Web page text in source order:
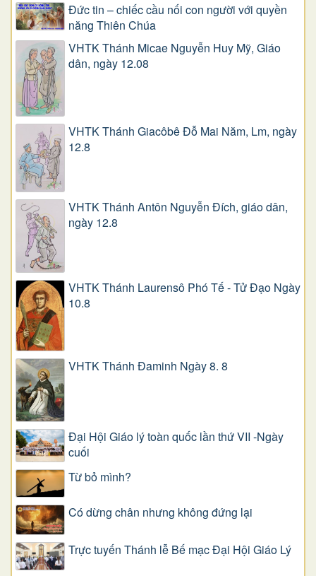
Đức tin – chiếc cầu nối con người với quyền
năng Thiên Chúa
VHTK Thánh Micae Nguyễn Huy Mỹ, Giáo
dân, ngày 12.08
VHTK Thánh Giacôbê Ðỗ Mai Năm, Lm, ngày
12.8
VHTK Thánh Antôn Nguyễn Ðích, giáo dân,
ngày 12.8
VHTK Thánh Laurensô Phó Tế - Tử Đạo Ngày
10.8
VHTK Thánh Đaminh Ngày 8. 8
Đại Hội Giáo lý toàn quốc lần thứ VII -Ngày
cuối
Từ bỏ mình?
Có dừng chân nhưng không đứng lại
Trực tuyến Thánh lễ Bế mạc Đại Hội Giáo Lý